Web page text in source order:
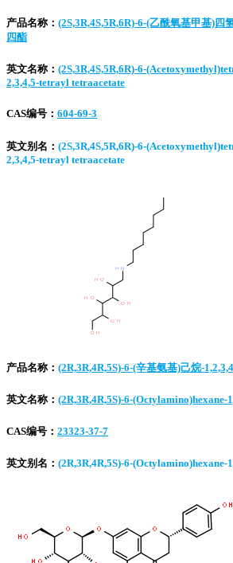
产品名称： (2S,3R,4S,5R,6R)-6-(乙酰氧基甲基)四
四酯
英文名称： (2S,3R,4S,5R,6R)-6-
2,3,4,5-tetrayl tetraacetate
CAS编号： 604-69-3
英文别名： (2S,3R,4S,5R,6R)-6-
2,3,4,5-tetrayl tetraacetate
产品名称： (2R,3R,4R,5S)-6-(辛基氨基)己烷-
英文名称： (2R,3R,4R,5S)-6-(Octylamino)hexane-
CAS编号： 23323-37-7
英文别名： (2R,3R,4R,5S)-6-(Octylamino)hexane-